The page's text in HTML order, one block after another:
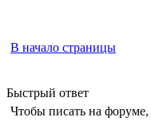
В начало страницы
Быстрый ответ
Чтобы писать на форуме,